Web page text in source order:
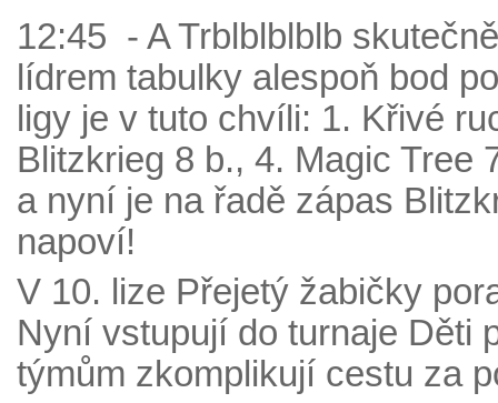
12:45 - A Trblblblblb
lídrem tabulky alespoň bod
ligy je v tuto chvíli: 1. Křivé
Blitzkrieg 8 b., 4. Magic Tree
a nyní je na řadě zápas
napoví!
V 10. lize Přejetý žabičky
Nyní vstupují do turnaje Děti
týmům zkomplikují cestu za